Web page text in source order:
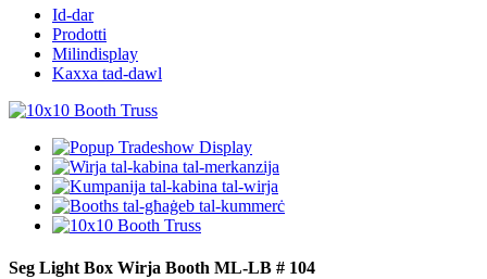
Id-dar
Prodotti
Milindisplay
Kaxxa tad-dawl
Seg Light Box Wirja Booth ML-LB # 104